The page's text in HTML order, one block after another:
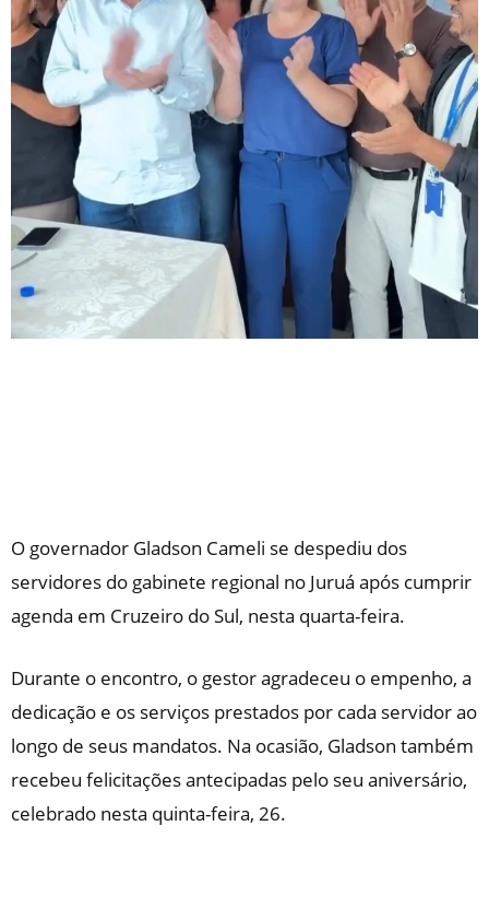
O governador Gladson Cameli se despediu dos
servidores do gabinete regional no Juruá após cumprir
agenda em Cruzeiro do Sul, nesta quarta-feira.
Durante o encontro, o gestor agradeceu o empenho, a
dedicação e os serviços prestados por cada servidor ao
longo de seus mandatos. Na ocasião, Gladson também
recebeu felicitações antecipadas pelo seu aniversário,
celebrado nesta quinta-feira, 26.